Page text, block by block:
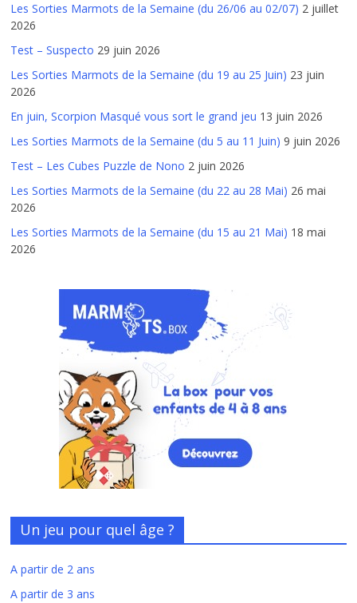
Les Sorties Marmots de la Semaine (du 26/06 au 02/07) 2 juillet
2026
Test – Suspecto 29 juin 2026
Les Sorties Marmots de la Semaine (du 19 au 25 Juin) 23 juin
2026
En juin, Scorpion Masqué vous sort le grand jeu 13 juin 2026
Les Sorties Marmots de la Semaine (du 5 au 11 Juin) 9 juin 2026
Test – Les Cubes Puzzle de Nono 2 juin 2026
Les Sorties Marmots de la Semaine (du 22 au 28 Mai) 26 mai
2026
Les Sorties Marmots de la Semaine (du 15 au 21 Mai) 18 mai
2026
Un jeu pour quel âge ?
A partir de 2 ans
A partir de 3 ans